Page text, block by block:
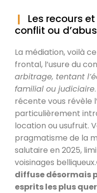
Les recours
conflit ou
La médiation, voilà
frontal, l’usure du
arbitrage, tentant
familial ou judiciaire
récente vous révèle
particulièrement
location ou usufruit.
pragmatisme de la
salutaire en 2025,
voisinages belliqueux.
diffuse désormais
esprits les plus